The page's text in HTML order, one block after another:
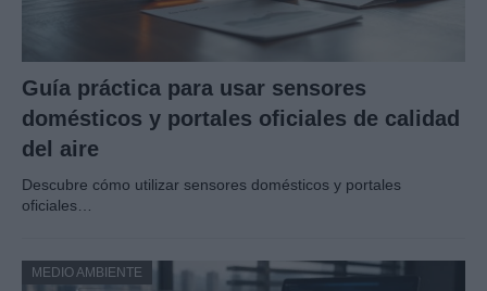
Guía práctica para usar sensores
domésticos y portales oficiales de calidad
del aire
Descubre cómo utilizar sensores domésticos y portales
oficiales…
MEDIO AMBIENTE